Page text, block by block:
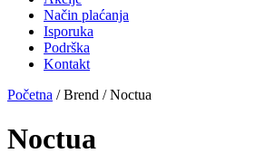
Način plaćanja
Isporuka
Podrška
Kontakt
Početna / Brend / Noctua
Noctua